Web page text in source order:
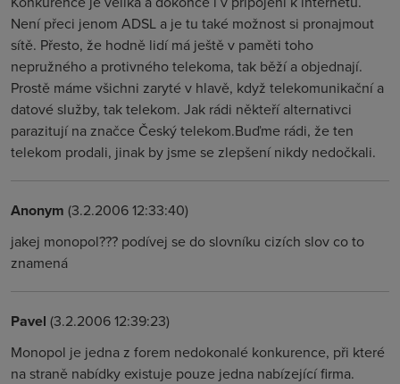
Není přeci jenom ADSL a je tu také možnost si pronajmout
sítě. Přesto, že hodně lidí má ještě v paměti toho
nepružného a protivného telekoma, tak běží a objednají.
Prostě máme všichni zaryté v hlavě, když telekomunikační a
datové služby, tak telekom. Jak rádi někteří alternativci
parazitují na značce Český telekom.Buďme rádi, že ten
telekom prodali, jinak by jsme se zlepšení nikdy nedočkali.
Anonym (3.2.2006 12:33:40)
jakej monopol??? podívej se do slovníku cizích slov co to
znamená
Pavel (3.2.2006 12:39:23)
Monopol je jedna z forem nedokonalé konkurence, při které
na straně nabídky existuje pouze jedna nabízející firma.